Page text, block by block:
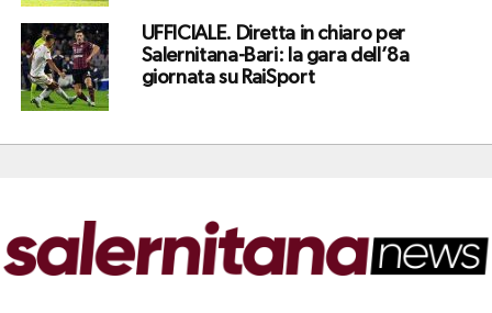
UFFICIALE. Diretta in chiaro per
Salernitana-Bari: la gara dell’8a
giornata su RaiSport